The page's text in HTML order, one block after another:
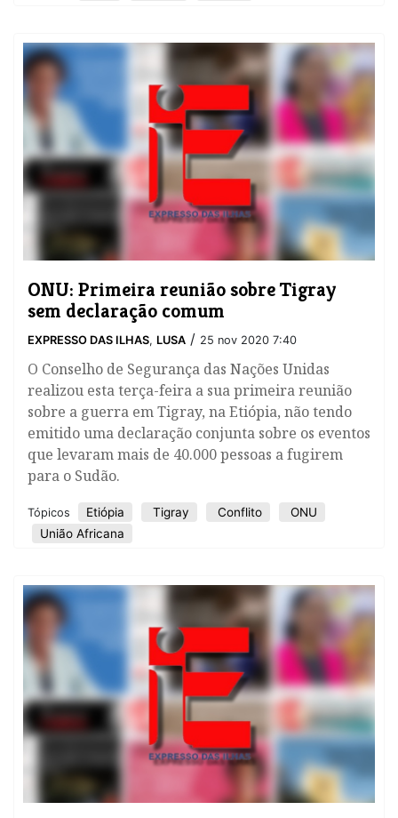
ONU: Primeira reunião sobre Tigray
sem declaração comum
EXPRESSO DAS ILHAS, LUSA / 25 nov 2020 7:40
O Conselho de Segurança das Nações Unidas
realizou esta terça-feira a sua primeira reunião
sobre a guerra em Tigray, na Etiópia, não tendo
emitido uma declaração conjunta sobre os eventos
que levaram mais de 40.000 pessoas a fugirem
para o Sudão.
Tópicos Etiópia Tigray Conflito
ONU
União Africana